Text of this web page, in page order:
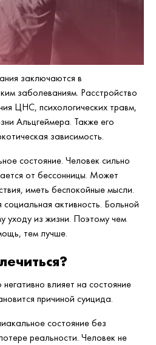
заключаются в
заболеваниям. Расстройство
ЦНС, психологических травм,
Альцгеймера. Также его
зависимость.
состояние. Человек сильно
от бессонницы. Может
иметь беспокойные мысли.
активность. Больной
уходу из жизни. Поэтому чем
тем лучше.
влияет на состояние
причиной суицида.
состояние без
реальности. Человек не